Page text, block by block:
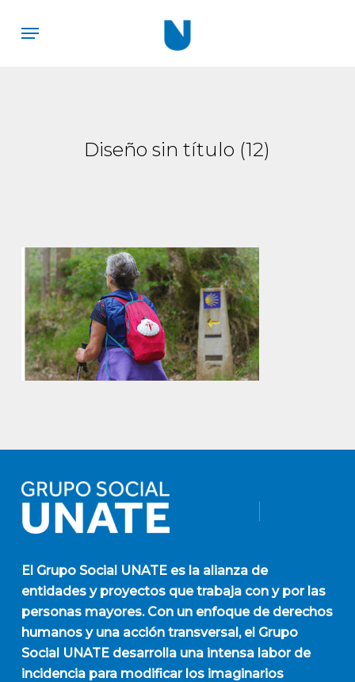
Menu
Diseño sin título (12)
El Grupo Social UNATEes la alianza de
entidades y proyectos que trabaja con y por las
personas mayores. Con un enfoque de derechos
humanos y una acción transversal, el Grupo
Social UNATE desarrolla una intensa labor de
incidencia para modificar los imaginarios